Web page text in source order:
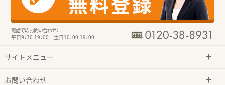
電話でのお問い合わせ：
平日9：30-19：00 土日10：00-19：00
サイトメニュー
お問い合わせ